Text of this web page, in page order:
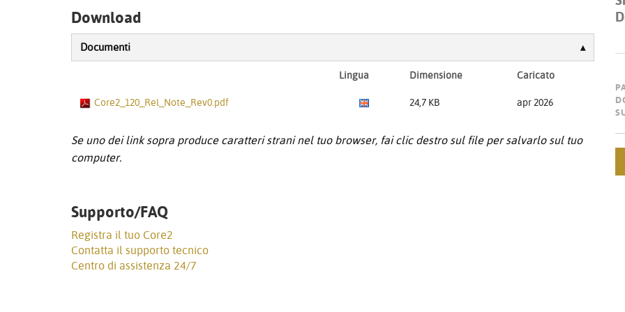
Download
Documenti
Lingua Dimensione Caricato
Core2_120_Rel_Note_Rev0.pdf 24,7 KB apr 2026
Se uno dei link sopra produce caratteri strani nel tuo browser, fai clic destro sul file per salvarlo sul tuo
computer.
Supporto/FAQ
Registra il tuo Core2
Contatta il supporto tecnico
Centro di assistenza 24/7